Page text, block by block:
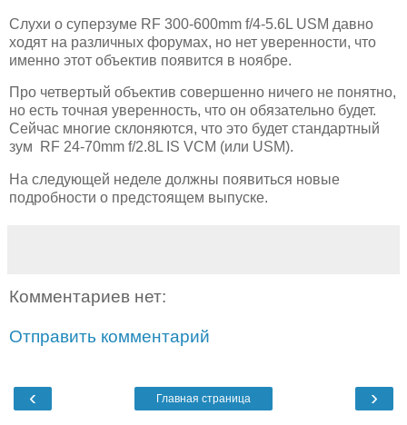
Слухи о суперзуме RF 300-600mm f/4-5.6L USM давно
ходят на различных форумах, но нет уверенности, что
именно этот объектив появится в ноябре.
Про четвертый объектив совершенно ничего не понятно,
но есть точная уверенность, что он обязательно будет.
Сейчас многие склоняются, что это будет стандартный
зум RF 24-70mm f/2.8L IS VCM (или USM).
На следующей неделе должны появиться новые
подробности о предстоящем выпуске.
Комментариев нет:
Отправить комментарий
‹ ›
Главная страница